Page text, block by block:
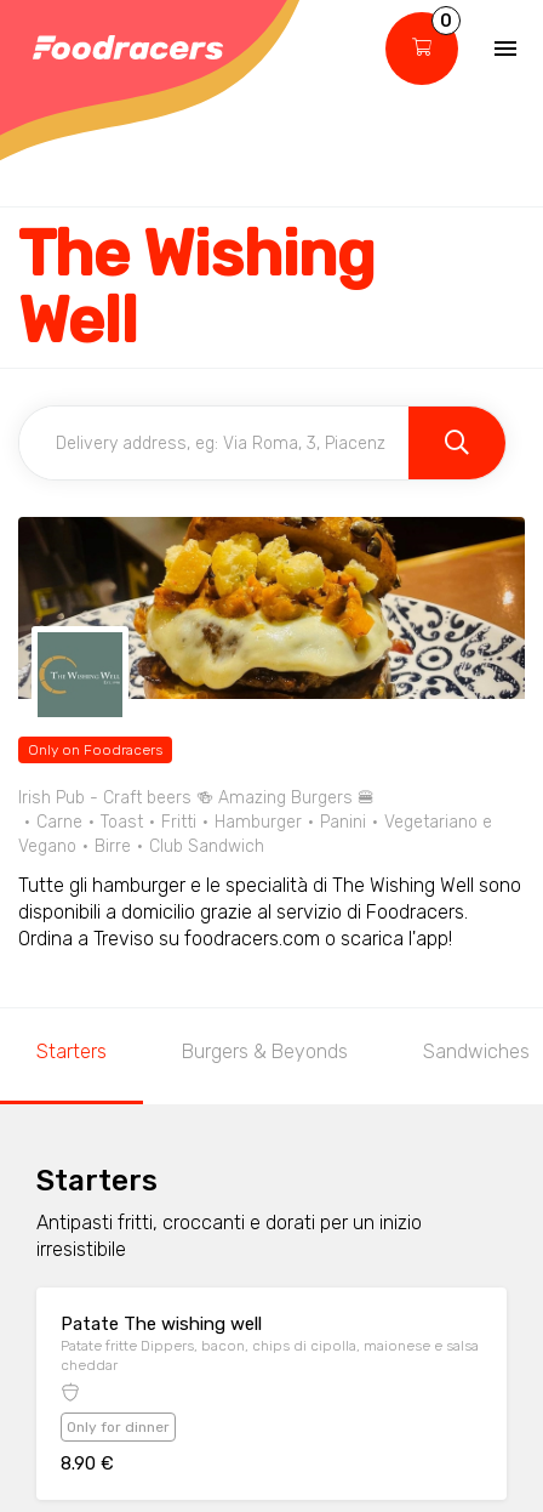
0
The Wishing
Well
Only on Foodracers
Irish Pub - Craft beers 🍻 Amazing Burgers 🍔
Carne
Toast Fritti Hamburger Panini
Vegetariano e
Vegano
Birre Club Sandwich
Tutte gli hamburger e le specialità di The Wishing Well sono
disponibili a domicilio grazie al servizio di Foodracers.
Ordina a Treviso su foodracers.com o scarica l'app!
Starters Burgers & Beyonds Sandwiches
Starters
Antipasti fritti, croccanti e dorati per un inizio
irresistibile
Patate The wishing well
Patate fritte Dippers, bacon, chips di cipolla, maionese e salsa
cheddar
Only for dinner
8.90 €